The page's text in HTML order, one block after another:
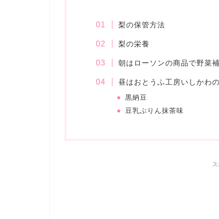
梨の保管方法
梨の栄養
朝はローソンの商品で野菜
昼はおとうふ工房いしかわ
黒納豆
豆乳ぷりん抹茶味